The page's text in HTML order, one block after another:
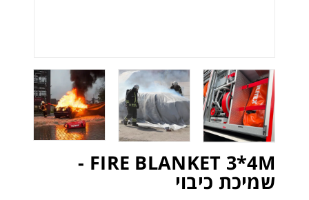
FIRE BLANKET 3*4M -
שמיכת כיבוי